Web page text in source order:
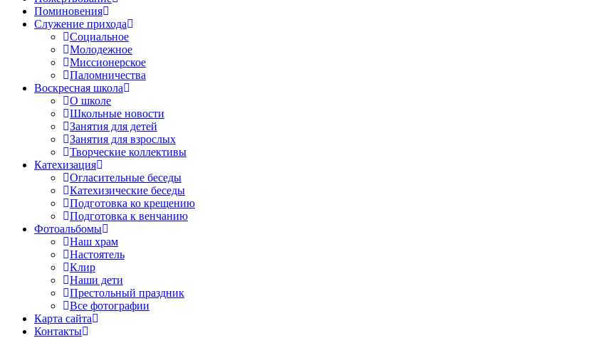
Поминовения
Служение прихода
Социальное
Молодежное
Миссионерское
Паломничества
Воскресная школа
О школе
Школьные новости
Занятия для детей
Занятия для взрослых
Творческие коллективы
Катехизация
Огласительные беседы
Катехизические беседы
Подготовка ко крещению
Подготовка к венчанию
Фотоальбомы
Наш храм
Настоятель
Клир
Наши дети
Престольный праздник
Все фотографии
Карта сайта
Контакты